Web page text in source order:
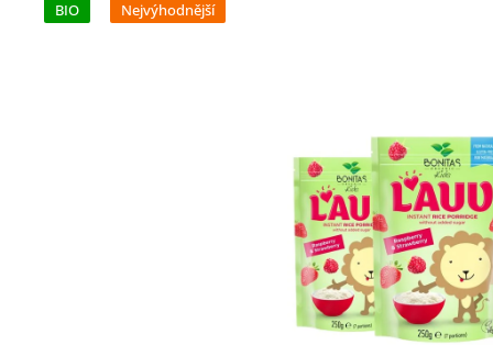
BIO Nejvýhodnější